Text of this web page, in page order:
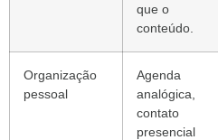
que o
conteúdo.
Organização
pessoal
Agenda
analógica,
contato
presencial